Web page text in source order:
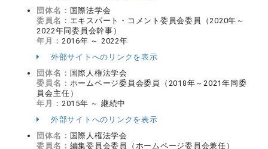
団体名： 国際法学会
委員名： エキスパート・コメント委員会委員（2020年～
2022年同委員会幹事）
年月： 2016年 ～ 2022年
外部サイトへのリンクを表示
団体名： 国際人権法学会
委員名： ホームページ委員会委員（2018年～2021年同委
員会主任）
年月： 2015年 ～ 継続中
外部サイトへのリンクを表示
団体名： 国際人権法学会
委員名： 編集委員会委員（ホームページ委員会兼任）